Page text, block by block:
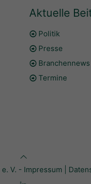
Aktuelle
Politik
Presse
Branchennews
Termine
e. V. - Impressum